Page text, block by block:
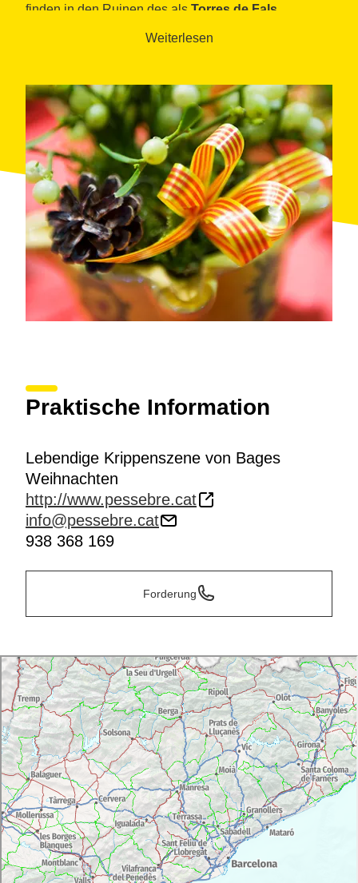
finden in den Ruinen des als Torres de Fals
Fonollosa an einigen Wochenenden und Feiertagen
Weiterlesen
Praktische Information
Lebendige Krippenszene von Bages
Weihnachten
http://www.pessebre.cat
info@pessebre.cat
938 368 169
Forderung